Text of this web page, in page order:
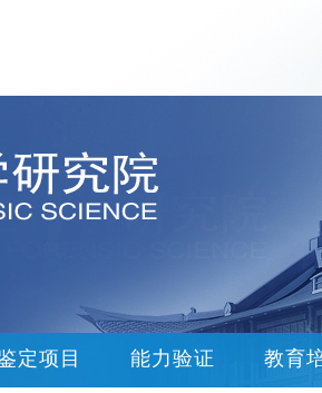
定项目 能力验证 教育